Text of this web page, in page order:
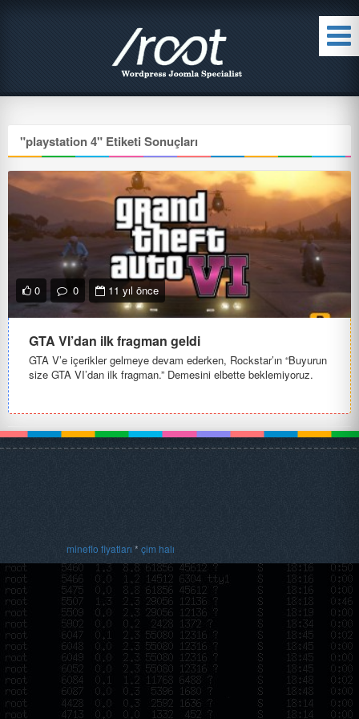
"playstation 4" Etiketi Sonuçları
0 0 11 yıl önce
GTA VI’dan ilk fragman geldi
GTA V’e içerikler gelmeye devam ederken, Rockstar’ın “Buyurun
size GTA VI’dan ilk fragman.” Demesini elbette beklemiyoruz.
mineflo fiyatları * çim halı